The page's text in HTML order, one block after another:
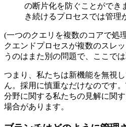
の断片化を防ぐことができ
き続けるプロセスでは管理
(一つのクエリを複数のコアで処
クエンドプロセスが複数のスレ
うのはまた別の問題で、ここで
つまり、私たちは新機能を無視
ん。採用に慎重なだけなのです
分野に関する私たちの見解に関
場合があります。